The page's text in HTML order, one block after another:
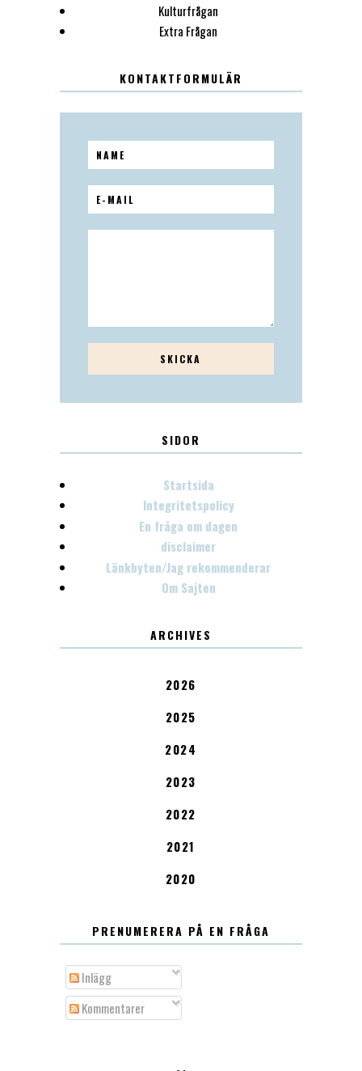
Kulturfrågan
Extra Frågan
KONTAKTFORMULÄR
SIDOR
Startsida
Integritetspolicy
En fråga om dagen
disclaimer
Länkbyten/Jag rekommenderar
Om Sajten
ARCHIVES
2026
2025
2024
2023
2022
2021
2020
PRENUMERERA PÅ EN FRÅGA
Inlägg
Kommentarer